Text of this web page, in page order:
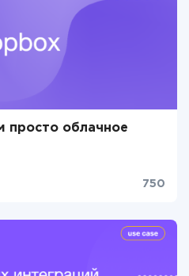
просто облачное
750